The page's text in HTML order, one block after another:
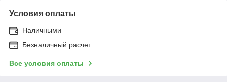
Условия оплаты
Наличными
Безналичный расчет
Все условия оплаты